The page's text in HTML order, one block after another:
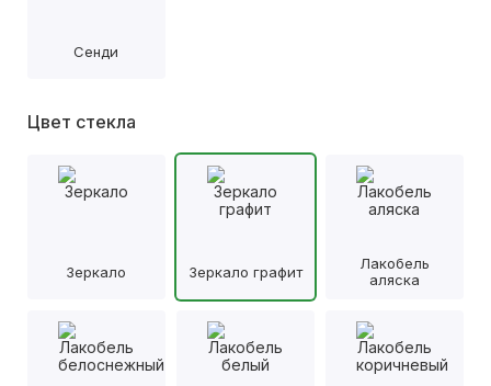
Сенди
Цвет стекла
Зеркало Зеркало графит
Лакобель
аляска